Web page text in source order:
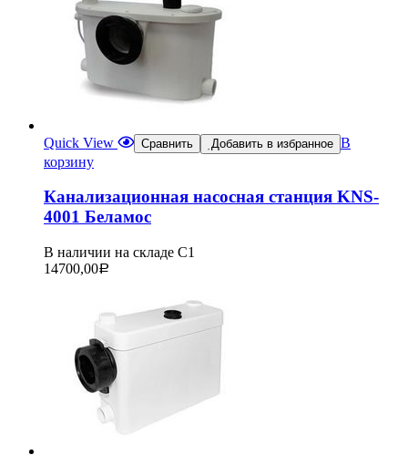
Quick View Сравнить Добавить в избранное В
корзину
Канализационная насосная станция KNS-
4001 Беламос
В наличии на складе С1
14700,00Р